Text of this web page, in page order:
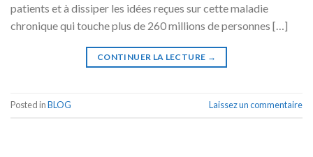
patients et à dissiper les idées reçues sur cette maladie
chronique qui touche plus de 260 millions de personnes […]
CONTINUER LA LECTURE →
Posted inBLOG Laissez un commentaire